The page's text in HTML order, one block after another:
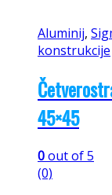
Aluminij,
konstrukcije
45×45
0out of 5
(0)